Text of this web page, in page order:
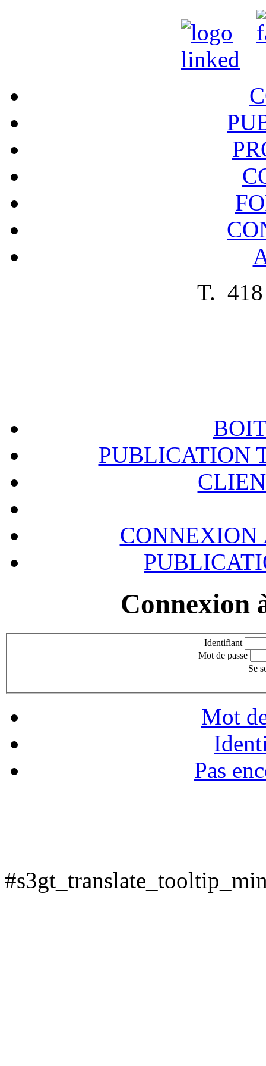
T. 418
PUBLICATION
CONNEXION
Connexion
Identifiant
Mot de passe
Se
Mot
Pas